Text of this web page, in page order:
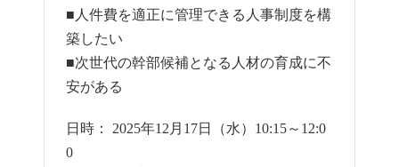
■人件費を適正に管理できる人事制度を構
築したい
■次世代の幹部候補となる人材の育成に不
安がある
日時： 2025年12月17日（水）10:15～12:0
0